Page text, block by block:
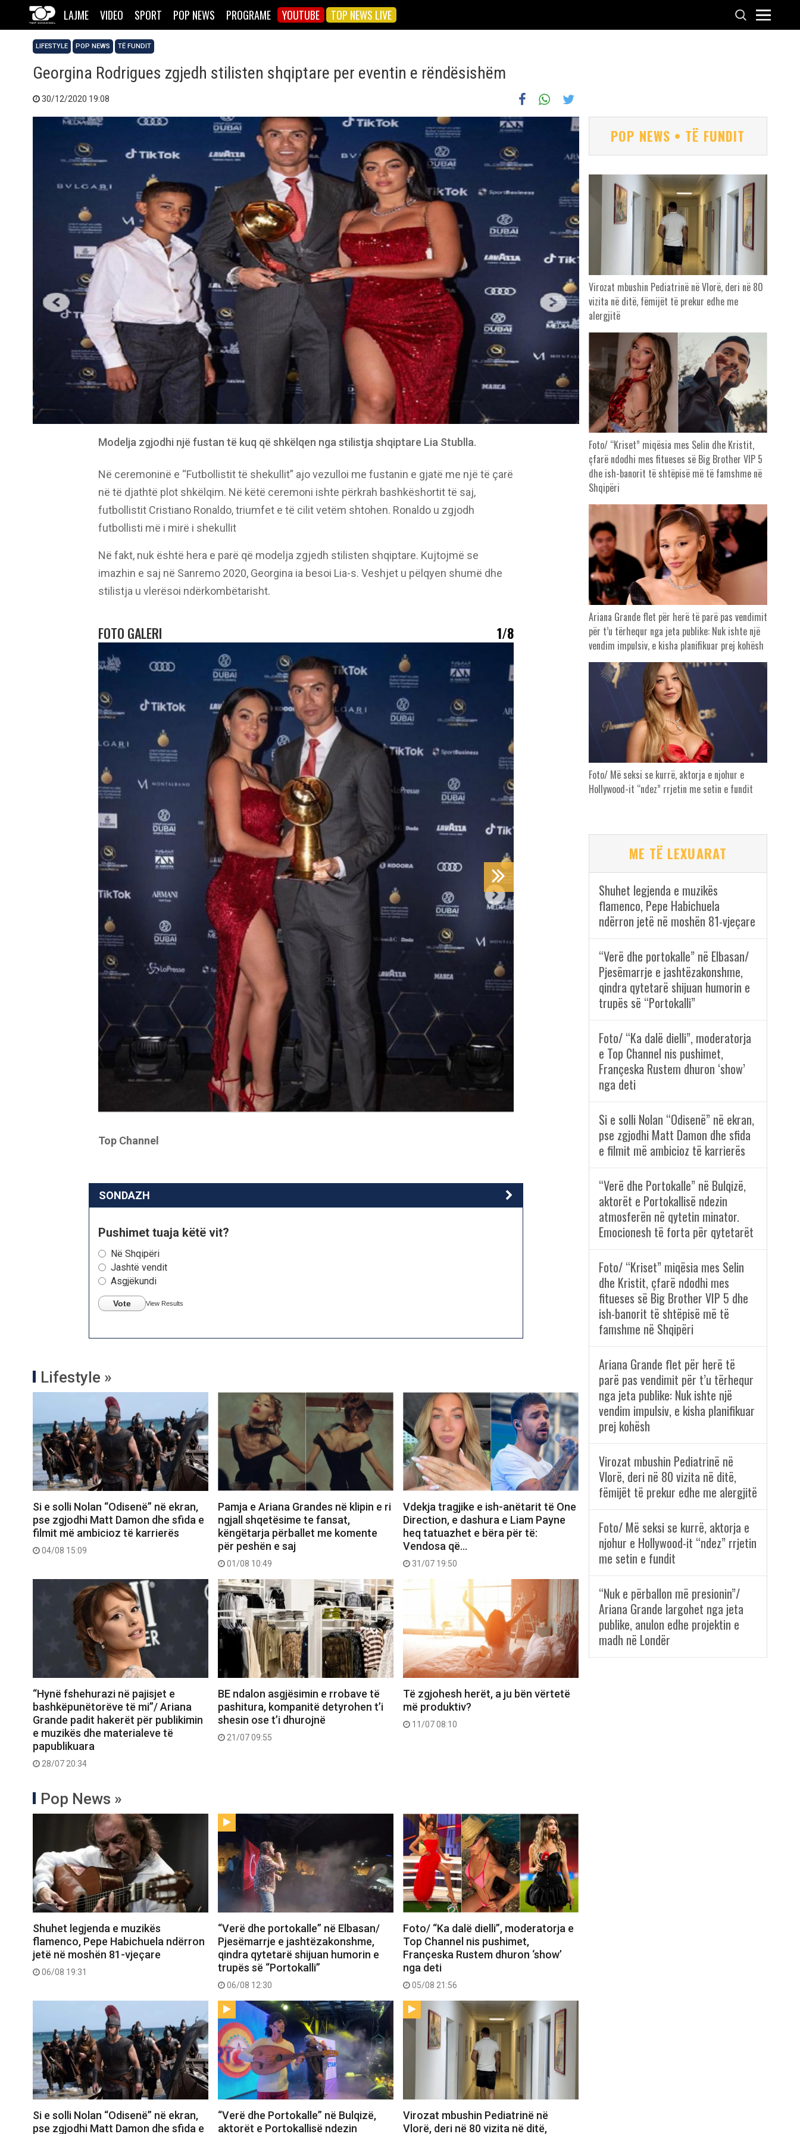
LAJME VIDEO SPORT POP NEWS PROGRAME YOUTUBE TOP NEWS LIVE
LIFESTYLE POP NEWS TË FUNDIT
Georgina Rodrigues zgjedh stilisten shqiptare per eventin e rëndësishëm
30/12/2020 19:08
Modelja zgjodhi një fustan të kuq që shkëlqen nga stilistja shqiptare Lia Stublla.
Në ceremoninë e “Futbollistit të shekullit” ajo vezulloi me fustanin e gjatë me një të çarë
në të djathtë plot shkëlqim. Në këtë ceremoni ishte përkrah bashkëshortit të saj,
futbollistit Cristiano Ronaldo, triumfet e të cilit vetëm shtohen. Ronaldo u zgjodh
futbollisti më i mirë i shekullit
Në fakt, nuk është hera e parë që modelja zgjedh stilisten shqiptare. Kujtojmë se
imazhin e saj në Sanremo 2020, Georgina ia besoi Lia-s. Veshjet u pëlqyen shumë dhe
stilistja u vlerësoi ndërkombëtarisht.
FOTO GALERI 1/8
Top Channel
SONDAZH
Pushimet tuaja këtë vit?
Në Shqipëri
Jashtë vendit
Asgjëkundi
Vote View Results
Lifestyle »
Si e solli Nolan “Odisenë” në ekran,
pse zgjodhi Matt Damon dhe sfida e
filmit më ambicioz të karrierës
04/08 15:09
Pamja e Ariana Grandes në klipin e ri
ngjall shqetësime te fansat,
këngëtarja përballet me komente
për peshën e saj
01/08 10:49
Vdekja tragjike e ish-anëtarit të One
Direction, e dashura e Liam Payne
heq tatuazhet e bëra për të:
Vendosa që…
31/07 19:50
“Hynë fshehurazi në pajisjet e
bashkëpunëtorëve të mi”/ Ariana
Grande padit hakerët për publikimin
e muzikës dhe materialeve të
papublikuara
28/07 20:34
BE ndalon asgjësimin e rrobave të
pashitura, kompanitë detyrohen t’i
shesin ose t’i dhurojnë
21/07 09:55
Të zgjohesh herët, a ju bën vërtetë
më produktiv?
11/07 08:10
Pop News »
Shuhet legjenda e muzikës
flamenco, Pepe Habichuela ndërron
jetë në moshën 81-vjeçare
06/08 19:31
“Verë dhe portokalle” në Elbasan/
Pjesëmarrje e jashtëzakonshme,
qindra qytetarë shijuan humorin e
trupës së “Portokalli”
06/08 12:30
Foto/ “Ka dalë dielli”, moderatorja e
Top Channel nis pushimet,
Françeska Rustem dhuron ‘show’
nga deti
05/08 21:56
Si e solli Nolan “Odisenë” në ekran,
pse zgjodhi Matt Damon dhe sfida e
“Verë dhe Portokalle” në Bulqizë,
aktorët e Portokallisë ndezin
Virozat mbushin Pediatrinë në
Vlorë, deri në 80 vizita në ditë,
POP NEWS • TË FUNDIT
Virozat mbushin Pediatrinë në Vlorë, deri në 80
vizita në ditë, fëmijët të prekur edhe me
alergjitë
Foto/ “Kriset” miqësia mes Selin dhe Kristit,
çfarë ndodhi mes fitueses së Big Brother VIP 5
dhe ish-banorit të shtëpisë më të famshme në
Shqipëri
Ariana Grande flet për herë të parë pas vendimit
për t’u tërhequr nga jeta publike: Nuk ishte një
vendim impulsiv, e kisha planifikuar prej kohësh
Foto/ Më seksi se kurrë, aktorja e njohur e
Hollywood-it “ndez” rrjetin me setin e fundit
ME TË LEXUARAT
Shuhet legjenda e muzikës
flamenco, Pepe Habichuela
ndërron jetë në moshën 81-vjeçare
“Verë dhe portokalle” në Elbasan/
Pjesëmarrje e jashtëzakonshme,
qindra qytetarë shijuan humorin e
trupës së “Portokalli”
Foto/ “Ka dalë dielli”, moderatorja
e Top Channel nis pushimet,
Françeska Rustem dhuron ‘show’
nga deti
Si e solli Nolan “Odisenë” në ekran,
pse zgjodhi Matt Damon dhe sfida
e filmit më ambicioz të karrierës
“Verë dhe Portokalle” në Bulqizë,
aktorët e Portokallisë ndezin
atmosferën në qytetin minator.
Emocionesh të forta për qytetarët
Foto/ “Kriset” miqësia mes Selin
dhe Kristit, çfarë ndodhi mes
fitueses së Big Brother VIP 5 dhe
ish-banorit të shtëpisë më të
famshme në Shqipëri
Ariana Grande flet për herë të
parë pas vendimit për t’u tërhequr
nga jeta publike: Nuk ishte një
vendim impulsiv, e kisha planifikuar
prej kohësh
Virozat mbushin Pediatrinë në
Vlorë, deri në 80 vizita në ditë,
fëmijët të prekur edhe me alergjitë
Foto/ Më seksi se kurrë, aktorja e
njohur e Hollywood-it “ndez” rrjetin
me setin e fundit
“Nuk e përballon më presionin”/
Ariana Grande largohet nga jeta
publike, anulon edhe projektin e
madh në Londër